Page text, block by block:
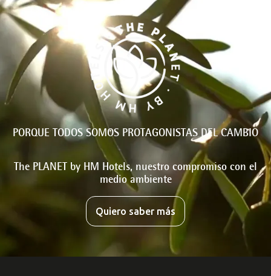
PORQUE TODOS SOMOS PROTAGONISTAS DEL CAMBIO
The PLANET by HM Hotels, nuestro compromiso con el
medio ambiente
Quiero saber más